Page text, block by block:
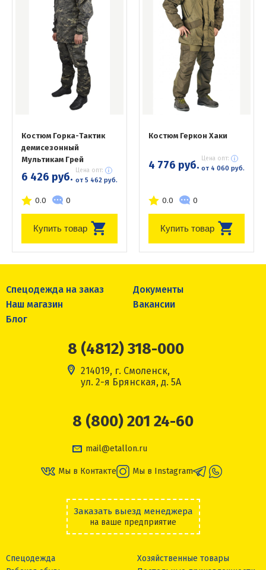
Костюм Горка-Тактик
демисезонный
Мультикам Грей
6 426 руб. Цена опт:
от 5 462 руб.
0.0 0
Купить товар
Костюм Геркон Хаки
4 776 руб. Цена опт:
от 4 060 руб.
0.0 0
Купить товар
Спецодежда на заказ
Документы
Наш магазин
Вакансии
Блог
8 (4812) 318-000
214019, г. Смоленск,
ул. 2-я Брянская, д. 5А
8 (800) 201 24-60
mail@etallon.ru
Мы в Контакте Мы в Instagram
Заказать выезд менеджера
на ваше предприятие
Спецодежда
Хозяйственные товары